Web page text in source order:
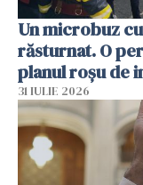
Un microbuz
răsturnat. O
planul roșu de
31 IULIE 2026